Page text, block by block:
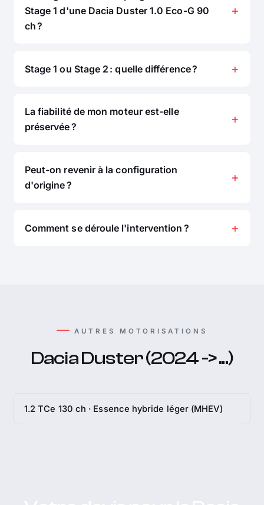
Stage 1 d'une Dacia Duster 1.0 Eco-G 90
ch ?
Stage 1 ou Stage 2 : quelle différence ?
La fiabilité de mon moteur est-elle
préservée ?
Peut-on revenir à la configuration
d'origine ?
Comment se déroule l'intervention ?
AUTRES MOTORISATIONS
Dacia Duster (2024 -> ...)
1.2 TCe 130 ch · Essence hybride léger (MHEV)